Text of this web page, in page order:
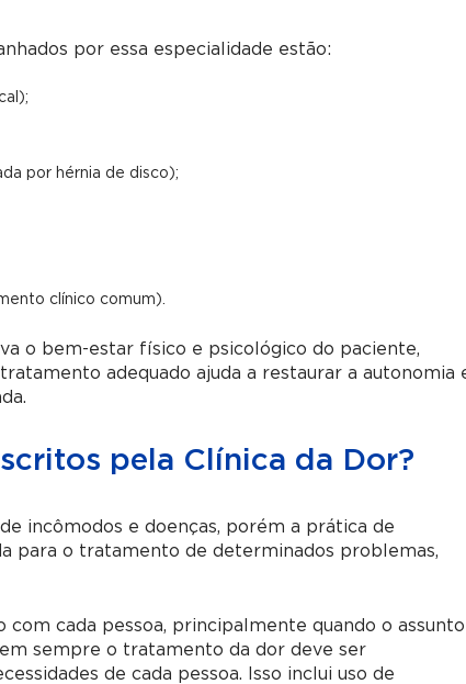
por essa especialidade estão:
por hérnia de disco);
clínico comum).
o bem-estar físico e psicológico do paciente,
adequado ajuda a restaurar a autonomia
pela Clínica da Dor?
incômodos e doenças, porém a prática de
para o tratamento de determinados problemas,
cada pessoa, principalmente quando o
sempre o tratamento da dor deve ser
de cada pessoa. Isso inclui uso de